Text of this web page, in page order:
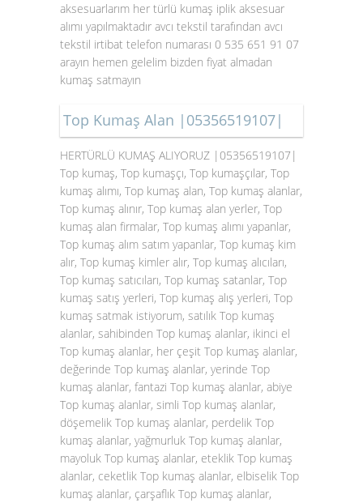
aksesuarlarım her türlü kumaş iplik aksesuar
alımı yapılmaktadır avcı tekstil tarafından avcı
tekstil irtibat telefon numarası 0 535 651 91 07
arayın hemen gelelim bizden fiyat almadan
kumaş satmayın
Top Kumaş Alan |05356519107|
HERTÜRLÜ KUMAŞ ALIYORUZ |05356519107|
Top kumaş, Top kumaşçı, Top kumaşçılar, Top
kumaş alımı, Top kumaş alan, Top kumaş alanlar,
Top kumaş alınır, Top kumaş alan yerler, Top
kumaş alan firmalar, Top kumaş alımı yapanlar,
Top kumaş alım satım yapanlar, Top kumaş kim
alır, Top kumaş kimler alır, Top kumaş alıcıları,
Top kumaş satıcıları, Top kumaş satanlar, Top
kumaş satış yerleri, Top kumaş alış yerleri, Top
kumaş satmak istiyorum, satılık Top kumaş
alanlar, sahibinden Top kumaş alanlar, ikinci el
Top kumaş alanlar, her çeşit Top kumaş alanlar,
değerinde Top kumaş alanlar, yerinde Top
kumaş alanlar, fantazi Top kumaş alanlar, abiye
Top kumaş alanlar, simli Top kumaş alanlar,
döşemelik Top kumaş alanlar, perdelik Top
kumaş alanlar, yağmurluk Top kumaş alanlar,
mayoluk Top kumaş alanlar, eteklik Top kumaş
alanlar, ceketlik Top kumaş alanlar, elbiselik Top
kumaş alanlar, çarşaflık Top kumaş alanlar,